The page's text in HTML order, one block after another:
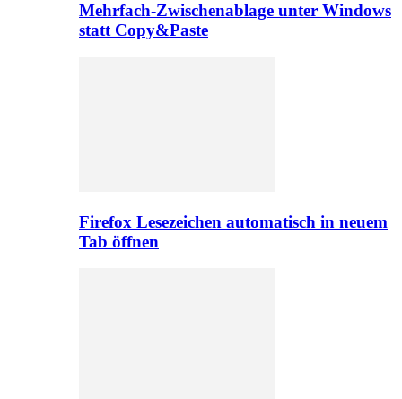
Mehrfach-Zwischenablage unter Windows
statt Copy&Paste
Firefox Lesezeichen automatisch in neuem
Tab öffnen